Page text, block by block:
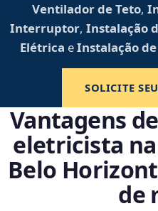
Ventilador de Teto,
Interruptor, Instalação
Elétrica eInstalação
SOLICITE
Vantagens
eletricista na
Belo
de